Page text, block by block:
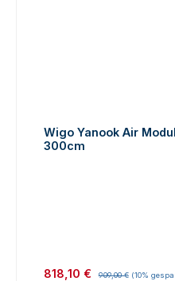
Wigo Yanook Air
300cm
Verkaufspreis:
818,10 € 909,00 € (10%